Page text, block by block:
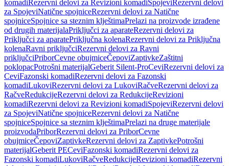
komadiRezervni delovi za Revizioni komadiSpojeviRezervni delovi
za SpojeviNatične spojniceRezervni delovi za Natične
spojniceSpojnice sa steznim klještimaPrelazi na proizvode izrađene
od drugih materijalaPriključci za aparateRezervni delovi za
Priključci za aparatePriključna kolenaRezervni delovi za Priključna
kolenaRavni priključciRezervni delovi za Ravni
priključciPriborCevne obujmiceČepoviZaptivkeZaštitni
poklopacPotrošni materijalGeberit Silent-ProCeviRezervni delovi za
CeviFazonski komadiRezervni delovi za Fazonski
komadiLukoviRezervni delovi za LukoviRačveRezervni delovi za
RačveRedukcijeRezervni delovi za RedukcijeRevizioni
komadiRezervni delovi za Revizioni komadiSpojeviRezervni delovi
za SpojeviNatične spojniceRezervni delovi za Natične
spojniceSpojnice sa steznim klještimaPrelazi na druge materijale
proizvodaPriborRezervni delovi za PriborCevne
obujmiceČepoviZaptivkeRezervni delovi za ZaptivkePotrošni
materijalGeberit PECeviFazonski komadiRezervni delovi za
Fazonski komadiLukoviRačveRedukcijeRevizioni komadiRezervni